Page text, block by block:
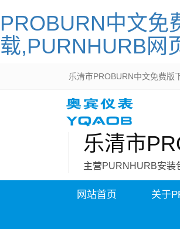
PROBURN中文免
载,PURNHURB网
乐清市PROBURN中文免费版
乐清市
主营PURNHURB安
网站首页 关于